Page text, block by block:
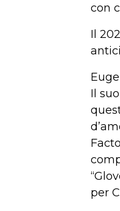
con
Il
Il
per